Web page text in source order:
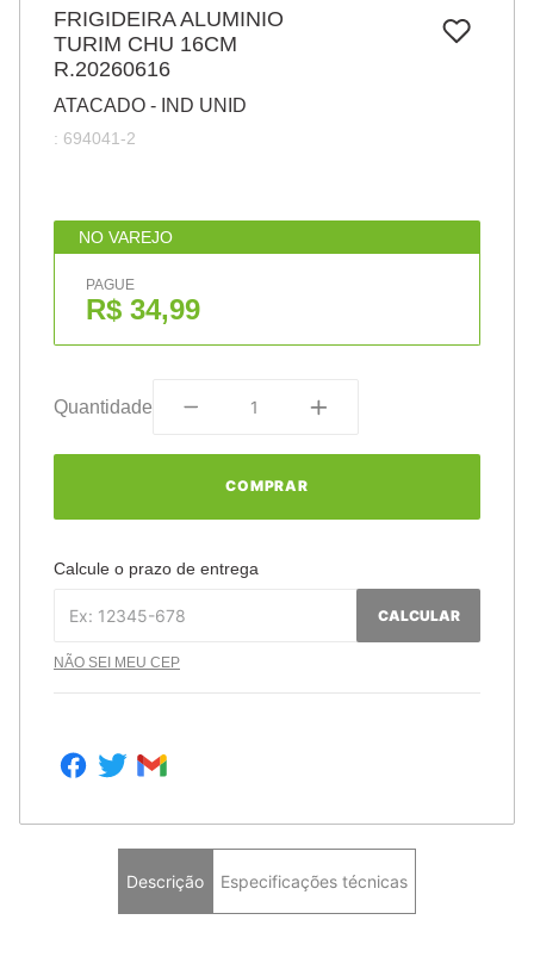
FRIGIDEIRA ALUMINIO
TURIM CHU 16CM
R.20260616
ATACADO - IND UNID
: 694041-2
NO VAREJO
PAGUE
R$ 34,99
Quantidade
COMPRAR
Calcule o prazo de entrega
CALCULAR
NÃO SEI MEU CEP
Descrição Especificações técnicas
papel
cola
barbante
º pasta